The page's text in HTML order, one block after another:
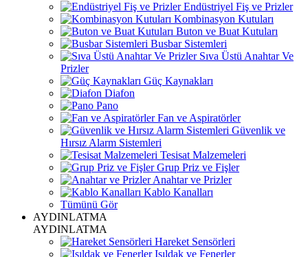
Endüstriyel Fiş ve Prizler
Kombinasyon Kutuları
Buton ve Buat Kutuları
Busbar Sistemleri
Sıva Üstü Anahtar Ve
Prizler
Güç Kaynakları
Diafon
Pano
Fan ve Aspiratörler
Güvenlik ve
Hırsız Alarm Sistemleri
Tesisat Malzemeleri
Grup Priz ve Fişler
Anahtar ve Prizler
Kablo Kanalları
Tümünü Gör
AYDINLATMA
AYDINLATMA
Hareket Sensörleri
Işıldak ve Fenerler